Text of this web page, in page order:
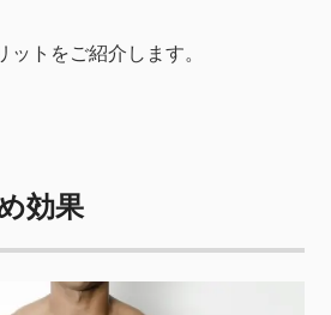
ットをご紹介します。
効果